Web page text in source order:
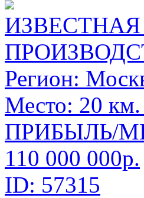
Регион:
Место: 20
ПРИБЫЛЬ/
110 000 000р.
ID: 57315